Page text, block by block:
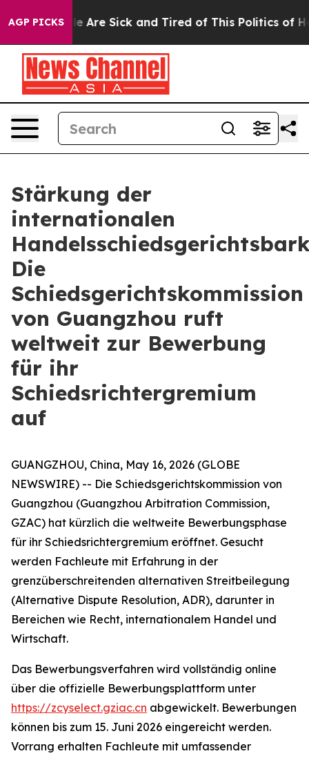
AGP PICKS
“People Are Sick and Tired of This Politics of
Stärkung der
internationalen
Die
Schiedsgerichtskommission
von Guangzhou ruft
weltweit zur Bewerbung
für ihr
Schiedsrichtergremium
auf
GUANGZHOU, China, May 16, 2026 (GLOBE
NEWSWIRE) -- Die Schiedsgerichtskommission von
Guangzhou (Guangzhou Arbitration Commission,
GZAC) hat kürzlich die weltweite Bewerbungsphase
für ihr Schiedsrichtergremium eröffnet. Gesucht
werden Fachleute mit Erfahrung in der
grenzüberschreitenden alternativen Streitbeilegung
(Alternative Dispute Resolution, ADR), darunter in
Bereichen wie Recht, internationalem Handel und
Wirtschaft.
Das Bewerbungsverfahren wird vollständig online
über die offizielle Bewerbungsplattform unter
https://zcyselect.gziac.cn abgewickelt. Bewerbungen
können bis zum 15. Juni 2026 eingereicht werden.
Vorrang erhalten Fachleute mit umfassender